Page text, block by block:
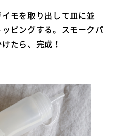
モを取り出して皿に並
ピングする。スモークパ
たら、完成！